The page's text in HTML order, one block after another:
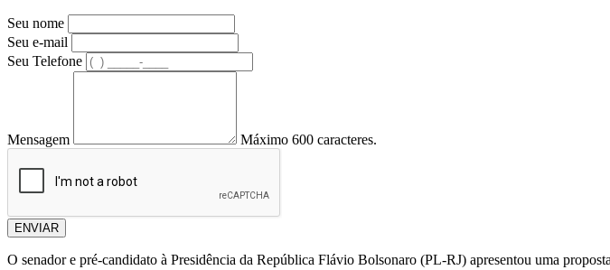
Seu nome
Seu e-mail
Seu Telefone
Mensagem Máximo 600 caracteres.
ENVIAR
O senador e pré-candidato à Presidência da República Flávio Bolsonaro (PL-RJ) apresentou uma